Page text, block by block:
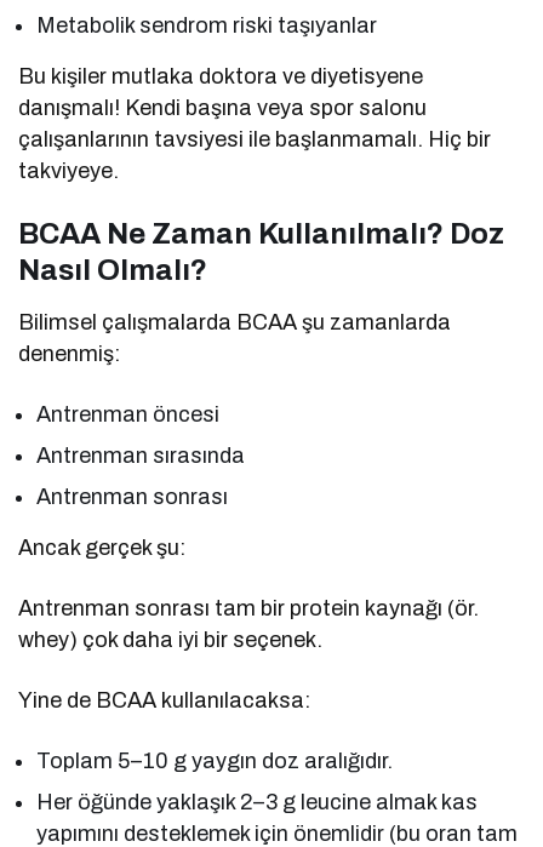
Metabolik sendrom riski taşıyanlar
Bu kişiler mutlaka doktora ve diyetisyene
danışmalı! Kendi başına veya spor salonu
çalışanlarının tavsiyesi ile başlanmamalı. Hiç bir
takviyeye.
BCAA Ne Zaman Kullanılmalı? Doz
Nasıl Olmalı?
Bilimsel çalışmalarda BCAA şu zamanlarda
denenmiş:
Antrenman öncesi
Antrenman sırasında
Antrenman sonrası
Ancak gerçek şu:
Antrenman sonrası tam bir protein kaynağı (ör.
whey) çok daha iyi bir seçenek.
Yine de BCAA kullanılacaksa:
Toplam 5–10 g yaygın doz aralığıdır.
Her öğünde yaklaşık 2–3 g leucine almak kas
yapımını desteklemek için önemlidir (bu oran tam